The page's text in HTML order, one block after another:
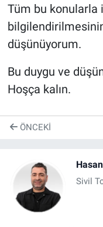
Tüm bu konularla
düşünüyorum.
Bu duygu ve
Hoşça kalın.
ÖNCEKI
Sivil